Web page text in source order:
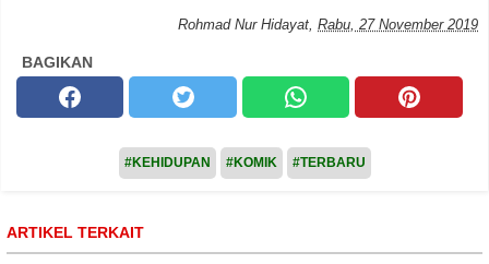
Rohmad Nur Hidayat, Rabu, 27 November 2019
BAGIKAN
#KEHIDUPAN #KOMIK #TERBARU
ARTIKEL TERKAIT